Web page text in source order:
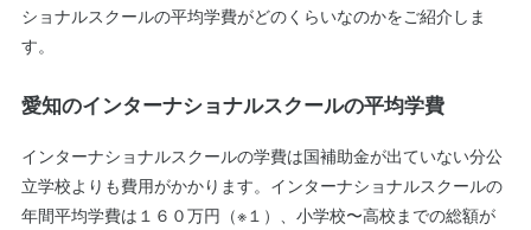
ショナルスクールの平均学費がどのくらいなのかをご紹介しま
す。
愛知のインターナショナルスクールの平均学費
インターナショナルスクールの学費は国補助金が出ていない分公
立学校よりも費用がかかります。インターナショナルスクールの
年間平均学費は１６０万円（※１）、小学校〜高校までの総額が